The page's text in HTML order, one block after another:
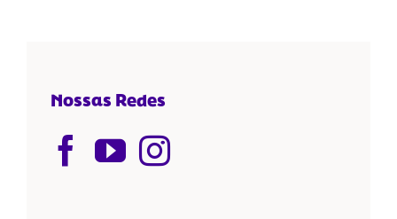
Nossas Redes